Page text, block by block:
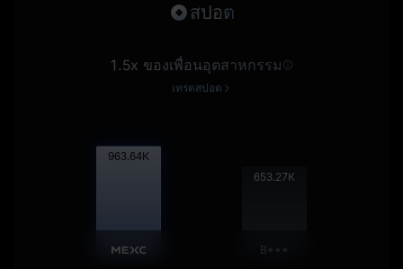
สปอต
1.5x ของเพื่อนอุตสาหกรรม
เทรดสปอต
964.84K
653.92K
B***